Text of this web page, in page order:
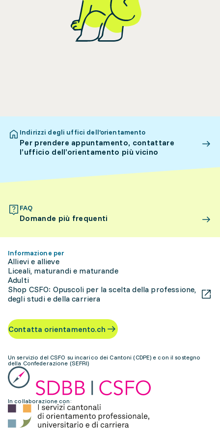
Indirizzi degli uffici dell’orientamento
Per prendere appuntamento, contattare
l’ufficio dell’orientamento più vicino
FAQ
Domande più frequenti
Informazione per
Allievi e allieve
Liceali, maturandi e maturande
Adulti
Shop CSFO: Opuscoli per la scelta della professione,
degli studi e della carriera
Contatta orientamento.ch
Un servizio del CSFO su incarico dei Cantoni (CDPE) e con il sostegno
della Confederazione (SEFRI)
In collaborazione con: